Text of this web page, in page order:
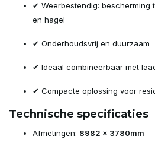
✔ Weerbestendig: bescherming
en hagel
✔ Onderhoudsvrij en duurzaam
✔ Ideaal combineerbaar met
✔ Compacte oplossing voor
Technische specificaties
Afmetingen: 8982 x 3780mm